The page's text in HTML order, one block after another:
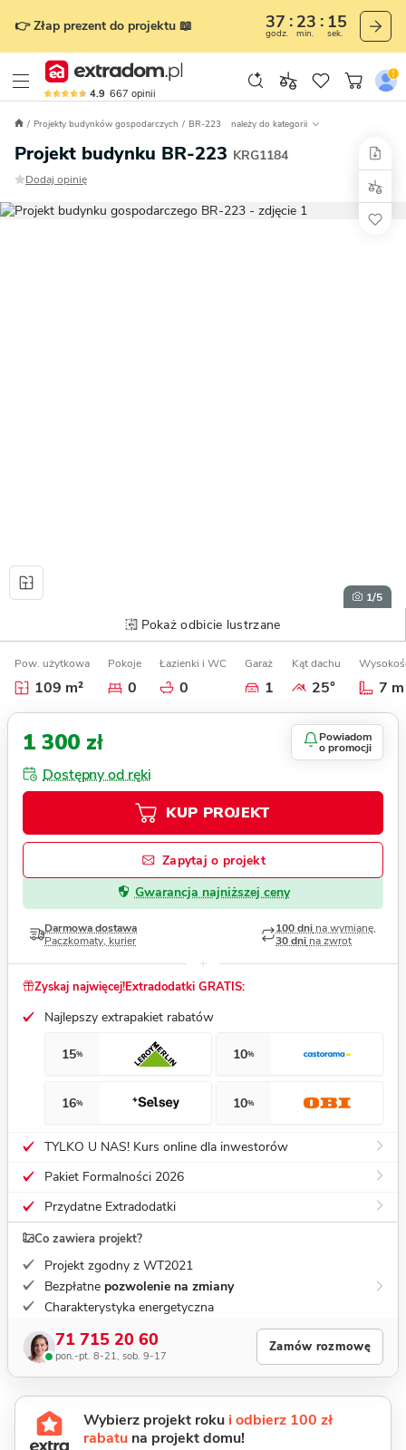
👉 Złap prezent do projektu 📖 37
godz.
23
min.
15
sek.
4.9 667 opinii
Projekty budynków gospodarczych BR-223 należy do kategorii
Projekt budynku BR-223 KRG1184
Dodaj opinię
1/5
Pokaż odbicie lustrzane
Pow. użytkowa
109 m²
Pokoje
0
Łazienki i WC
0
Garaż
1
Kąt dachu
25° 7 m
1 300 zł Powiadom
o promocji
Dostępny od ręki
KUP PROJEKT
Zapytaj o projekt
Gwarancja najniższej ceny
Darmowa dostawa
Paczkomaty, kurier
100 dni na wymianę,
30 dni na zwrot
Zyskaj najwięcej!Extradodatki GRATIS:
Najlepszy extrapakiet rabatów
15% 10%
16% 10%
TYLKO U NAS! Kurs online dla inwestorów
Pakiet Formalności 2026
Przydatne Extradodatki
Co zawiera projekt?
Projekt zgodny z WT2021
Bezpłatne pozwolenie na zmiany
Charakterystyka energetyczna
71 715 20 60
pon.-pt. 8-21, sob. 9-17
Zamów rozmowę
Wybierz projekt roku i odbierz 100 zł
rabatu na projekt domu!